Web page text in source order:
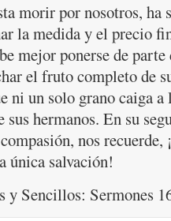
morir por nosotros, ha
la medida y el precio
mejor ponerse de
el fruto completo de
ni un solo grano caiga
hermanos. En su
nos recuerde,
única salvación!
y Sencillos: Sermones